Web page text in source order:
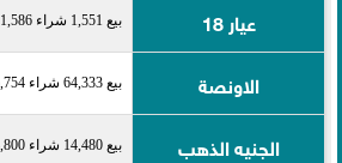
عيار 18 بيع 1,551 شراء 1,586
الاونصة بيع 64,333 شراء 65,754
الجنيه الذهب بيع 14,480 شراء 14,800